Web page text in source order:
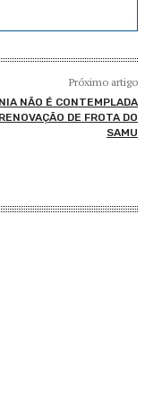
Próximo artigo
NÃO É CONTEMPLADA
DE FROTA DO
SAMU